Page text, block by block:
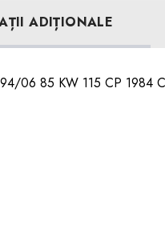
ADIȚIONALE
06 85 KW 115 CP 1984